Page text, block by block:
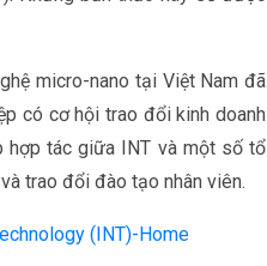
micro-nano tại Việt Nam đã
có cơ hội trao đổi kinh doanh
hợp tác giữa INT và một số tổ
trao đổi đào tạo nhân viên.
(INT)-Home